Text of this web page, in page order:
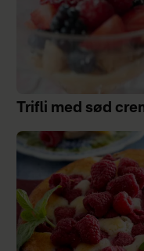
Trifli med sød